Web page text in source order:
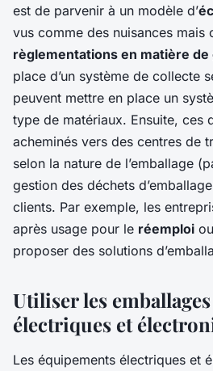
est de parvenir à un modèle d’
vus comme des nuisances
règlementations en matière
place d’un système de collecte
peuvent mettre en place un
type de matériaux. Ensuite, ces
acheminés vers des centres de
selon la nature de l’emballage
gestion des déchets
clients. Par exemple, les
après usage pour le réemploi
proposer des solutions
Utiliser les
électriques et
Les équipements électriques et